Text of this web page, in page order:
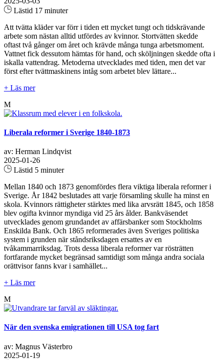
Lästid 17 minuter
Att tvätta kläder var förr i tiden ett mycket tungt och tidskrävande
arbete som nästan alltid utfördes av kvinnor. Stortvätten skedde
oftast två gånger om året och krävde många tunga arbetsmoment.
Vattnet fick dessutom hämtas för hand, och sköljningen skedde ofta i
iskalla vattendrag. Metoderna utvecklades med tiden, men det var
först efter tvättmaskinens intåg som arbetet blev lättare...
+ Läs mer
M
Liberala reformer i Sverige 1840-1873
av: Herman Lindqvist
2025-01-26
Lästid 5 minuter
Mellan 1840 och 1873 genomfördes flera viktiga liberala reformer i
Sverige. År 1842 beslutades att varje församling skulle ha minst en
skola. Kvinnors rättigheter stärktes med lika arvsrätt 1845, och 1858
blev ogifta kvinnor myndiga vid 25 års ålder. Bankväsendet
utvecklades genom grundandet av affärsbanker som Stockholms
Enskilda Bank. Och 1865 reformerades även Sveriges politiska
system i grunden när ståndsriksdagen ersattes av en
tvåkammarriksdag. Trots dessa liberala reformer var rösträtten
fortfarande mycket begränsad samtidigt som många andra sociala
orättvisor fanns kvar i samhället...
+ Läs mer
M
När den svenska emigrationen till USA tog fart
av: Magnus Västerbro
2025-01-19